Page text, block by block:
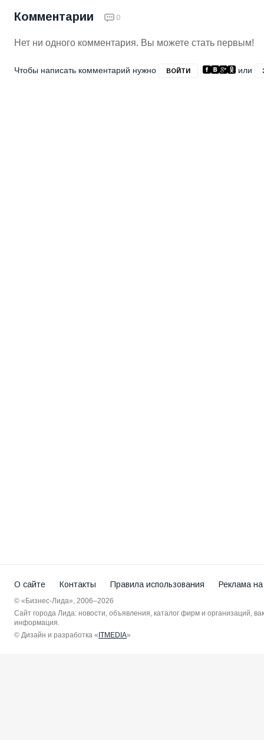
Комментарии 0
Нет ни одного комментария. Вы можете стать первым!
Чтобы написать комментарий нужно ВОЙТИ или
О сайте Контакты Правила использования Реклама
© «Бизнес-Лида», 2006–2026
Сайт города Лида: новости, объявления, каталог фирм и организаций,
информация.
© Дизайн и разработка «ITMEDIA»